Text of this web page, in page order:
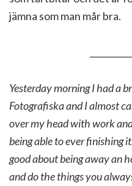
jämna som man mår bra.
Yesterday morning I had a
Fotografiska and I almost
over my head with work
being able to ever finishing
good about being away an
and do the things you